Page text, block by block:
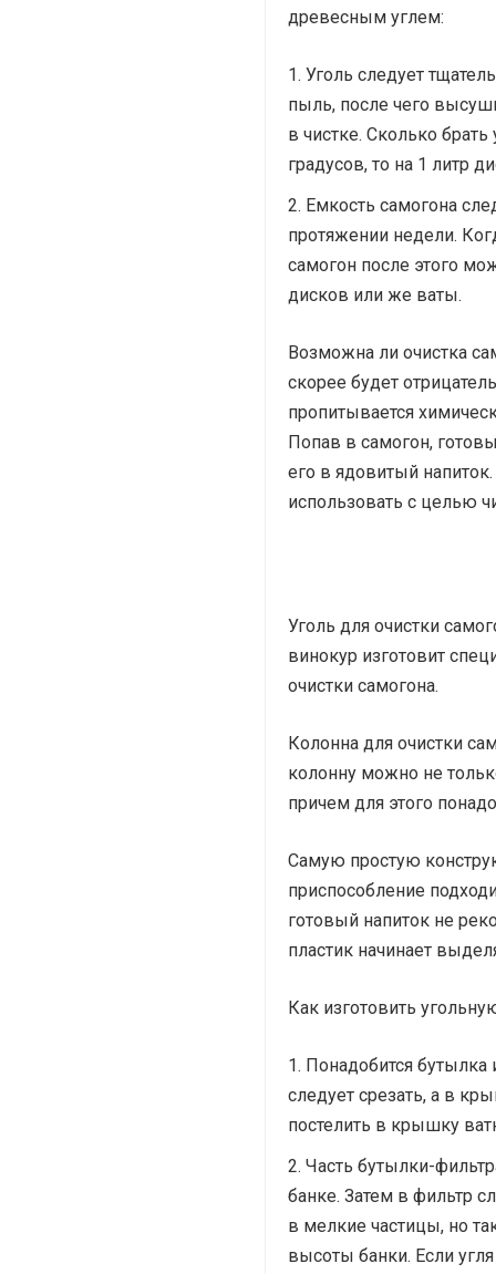
древесным углем:
Уголь следует
пыль, после чего
в чистке. Сколько брать
градусов, то на 1 литр
Емкость самогона
протяжении недели.
самогон после этого
дисков или же ваты.
Возможна ли очистка
скорее будет
пропитывается
Попав в самогон,
его в ядовитый
использовать с целью
Уголь для очистки
винокур изготовит
очистки самогона.
Колонна для очистки
колонну можно не
причем для этого
Самую простую
приспособление
готовый напиток не
пластик начинает
Как изготовить
Понадобится
следует срезать, а в
постелить в крышку
Часть бутылки-
банке. Затем в фильтр
в мелкие частицы, но
высоты банки. Если